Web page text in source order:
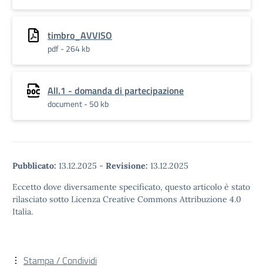
timbro_AVVISO
pdf - 264 kb
All.1 - domanda di partecipazione
document - 50 kb
Pubblicato: 13.12.2025 - Revisione: 13.12.2025
Eccetto dove diversamente specificato, questo articolo è stato
rilasciato sotto Licenza Creative Commons Attribuzione 4.0
Italia.
Stampa / Condividi